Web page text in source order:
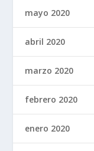
mayo 2020
abril 2020
marzo 2020
febrero 2020
enero 2020